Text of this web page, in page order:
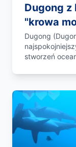
Dugong z
"krowa
Dugong
stworzeń